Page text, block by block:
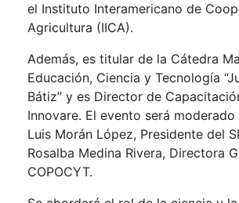
el Instituto Interamericano de
Agricultura (IICA).
Además, es titular de la Cátedra
Educación, Ciencia y Tecnología
Bátiz” y es Director de
Innovare. El evento será
Luis Morán López, Presidente del
Rosalba Medina Rivera, Directora
COPOCYT.